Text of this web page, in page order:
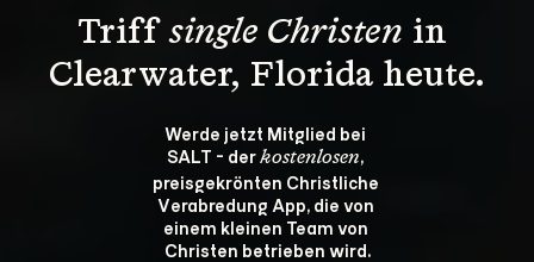
Triff single Christen in
Clearwater, Florida heute.
Werde jetzt Mitglied bei
SALT - der kostenlosen,
preisgekrönten Christliche
Verabredung App, die von
einem kleinen Team von
Christen betrieben wird.